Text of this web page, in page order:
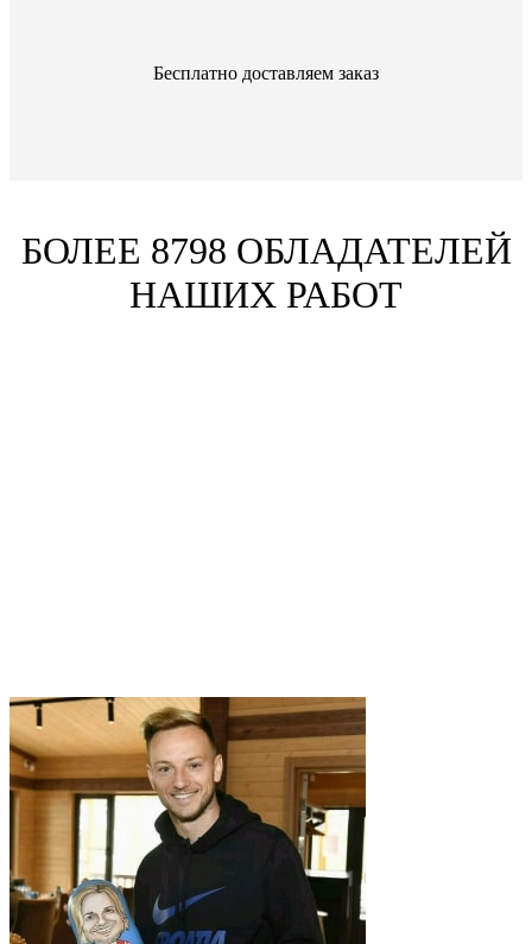
Бесплатно доставляем заказ
БОЛЕЕ 8798 ОБЛАДАТЕЛЕЙ
НАШИХ РАБОТ